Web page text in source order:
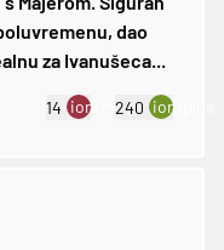
dao
za Ivanušeca...
14 ion:minus
240 ion:plus